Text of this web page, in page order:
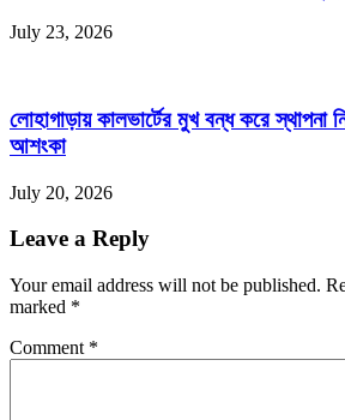
July 23, 2026
লোহাগাড়ায় কালভার্টের মুখ বন্ধ করে স্থাপনা
আশংকা
July 20, 2026
Leave a Reply
Your email address will not be published.
marked *
Comment *